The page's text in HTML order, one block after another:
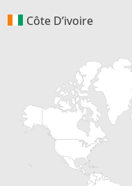
Côte D’ivoire